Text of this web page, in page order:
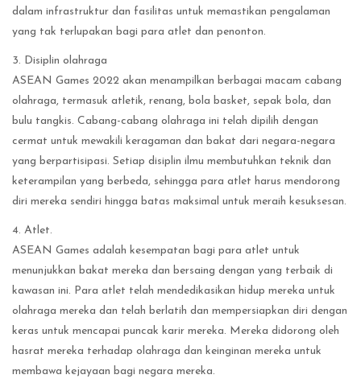
dalam infrastruktur dan fasilitas untuk memastikan pengalaman
yang tak terlupakan bagi para atlet dan penonton.
3. Disiplin olahraga
ASEAN Games 2022 akan menampilkan berbagai macam cabang
olahraga, termasuk atletik, renang, bola basket, sepak bola, dan
bulu tangkis. Cabang-cabang olahraga ini telah dipilih dengan
cermat untuk mewakili keragaman dan bakat dari negara-negara
yang berpartisipasi. Setiap disiplin ilmu membutuhkan teknik dan
keterampilan yang berbeda, sehingga para atlet harus mendorong
diri mereka sendiri hingga batas maksimal untuk meraih kesuksesan.
4. Atlet.
ASEAN Games adalah kesempatan bagi para atlet untuk
menunjukkan bakat mereka dan bersaing dengan yang terbaik di
kawasan ini. Para atlet telah mendedikasikan hidup mereka untuk
olahraga mereka dan telah berlatih dan mempersiapkan diri dengan
keras untuk mencapai puncak karir mereka. Mereka didorong oleh
hasrat mereka terhadap olahraga dan keinginan mereka untuk
membawa kejayaan bagi negara mereka.